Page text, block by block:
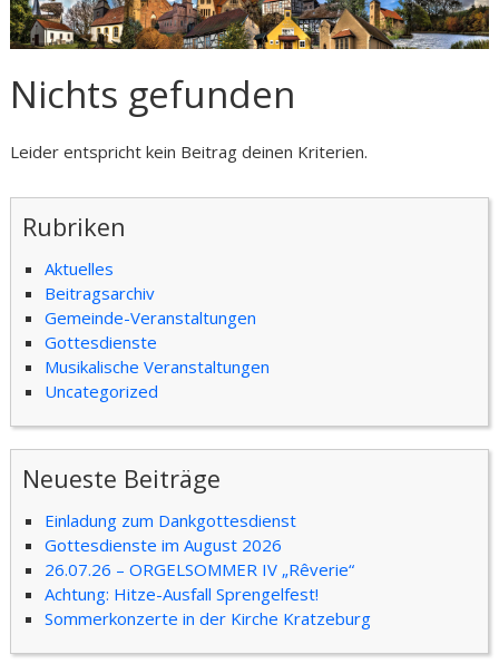
Nichts gefunden
Leider entspricht kein Beitrag deinen Kriterien.
Rubriken
Aktuelles
Beitragsarchiv
Gemeinde-Veranstaltungen
Gottesdienste
Musikalische Veranstaltungen
Uncategorized
Neueste Beiträge
Einladung zum Dankgottesdienst
Gottesdienste im August 2026
26.07.26 – ORGELSOMMER IV „Rêverie“
Achtung: Hitze-Ausfall Sprengelfest!
Sommerkonzerte in der Kirche Kratzeburg